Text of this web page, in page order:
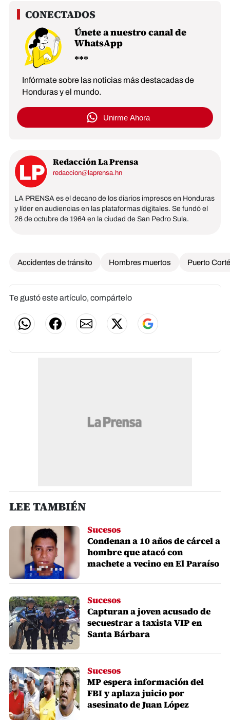
Únete a nuestro canal de
WhatsApp
Infórmate sobre las noticias más destacadas de
Honduras y el mundo.
Unirme Ahora
Redacción La Prensa
redaccion@laprensa.hn
LA PRENSA es el decano de los diarios impresos en Honduras
y líder en audiencias en las plataformas digitales. Se fundó el
26 de octubre de 1964 en la ciudad de San Pedro Sula.
Accidentes de tránsito Hombres muertos Puerto
Te gustó este artículo, compártelo
LEE TAMBIÉN
Sucesos
Condenan a 10 años de cárcel a
hombre que atacó con
machete a vecino en El Paraíso
Sucesos
Capturan a joven acusado de
secuestrar a taxista VIP en
Santa Bárbara
Sucesos
MP espera información del
FBI y aplaza juicio por
asesinato de Juan López